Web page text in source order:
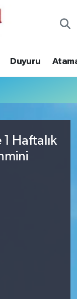
Duyuru
Haftalık